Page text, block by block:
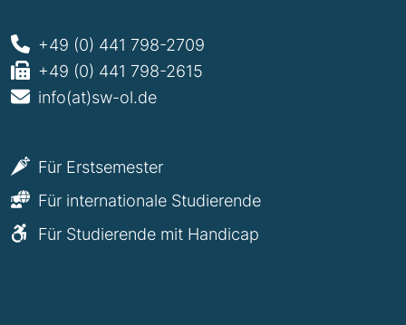
+49 (0) 441 798-2709
+49 (0) 441 798-2615
info(at)sw-ol.de
Für Erstsemester
Für internationale Studierende
Für Studierende mit Handicap